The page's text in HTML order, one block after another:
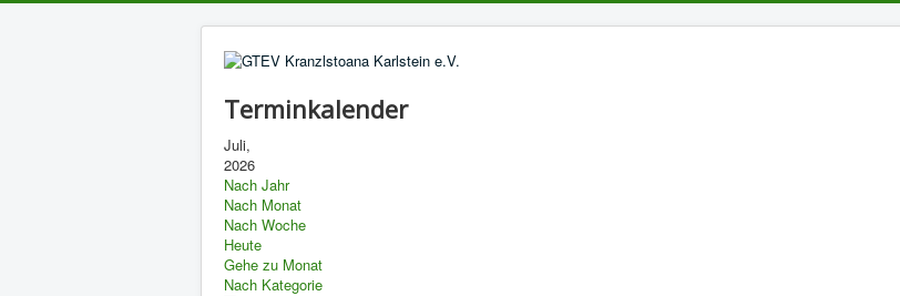
Terminkalender
Juli,
2026
Nach Jahr
Nach Monat
Nach Woche
Heute
Gehe zu Monat
Nach Kategorie